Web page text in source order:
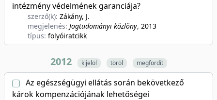
intézmény védelmének garanciája?
szerző(k): Zákány, J.
megjelenés: Jogtudományi közlöny, 2013
típus: folyóiratcikk
2012 kijelöl töröl megfordít
Az egészségügyi ellátás során bekövetkező
károk kompenzációjának lehetőségei